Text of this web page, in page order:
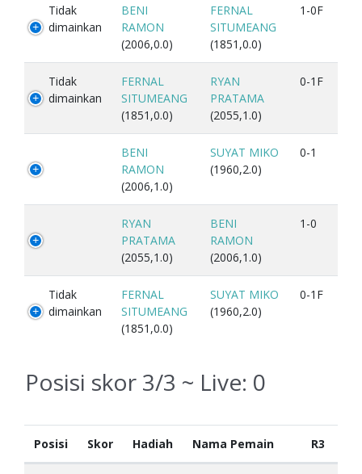
Tidak
dimainkan
BENI
RAMON
(2006,0.0)
FERNAL
SITUMEANG
(1851,0.0)
1-0F
Tidak
dimainkan
FERNAL
SITUMEANG
(1851,0.0)
RYAN
PRATAMA
(2055,1.0)
0-1F
BENI
RAMON
(2006,1.0)
SUYAT MIKO
(1960,2.0)
0-1
RYAN
PRATAMA
(2055,1.0)
BENI
RAMON
(2006,1.0)
1-0
Tidak
dimainkan
FERNAL
SITUMEANG
(1851,0.0)
SUYAT MIKO
(1960,2.0)
0-1F
Posisi skor 3/3 ~ Live: 0
Posisi Skor Hadiah Nama Pemain R3